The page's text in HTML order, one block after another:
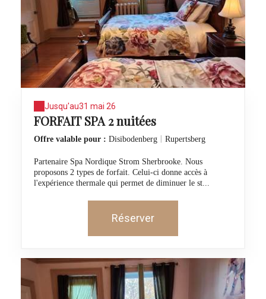
Jusqu'au31 mai 26
FORFAIT SPA 2 nuitées
Offre valable pour : Disibodenberg | Rupertsberg
Partenaire Spa Nordique Strom Sherbrooke. Nous
proposons 2 types de forfait. Celui-ci donne accès à
l'expérience thermale qui permet de diminuer le st...
Réserver